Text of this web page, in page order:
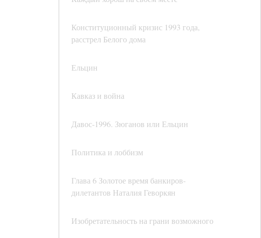
Конституционный кризис 1993 года,
расстрел Белого дома
Ельцин
Кавказ и война
Давос-1996. Зюганов или Ельцин
Политика и лоббизм
Глава 6 Золотое время банкиров-
дилетантов Наталия Геворкян
Изобретательность на грани возможного